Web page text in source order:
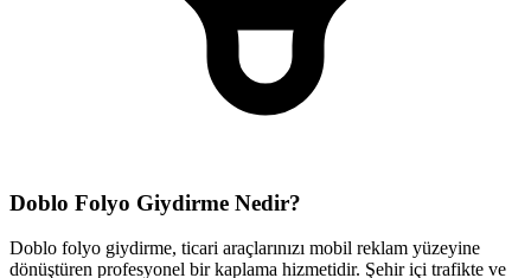
Doblo Folyo Giydirme Nedir?
Doblo folyo giydirme, ticari araçlarınızı mobil reklam yüzeyine
dönüştüren profesyonel bir kaplama hizmetidir. Şehir içi trafikte ve